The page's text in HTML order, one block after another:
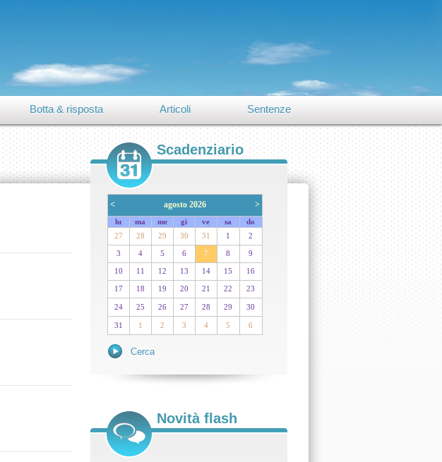
Sentenze
Articoli
Botta & risposta
Scadenziario
< agosto 2026 >
lu ma me gi ve sa
do
27
28 29 30 31 1 2
3 4 5 6 7 8 9
10 11 12 13 14 15 16
17 18 19 20 21 22 23
24 25 26 27 28 29 30
31 1 2 3 4 5 6
Cerca
Novità flash